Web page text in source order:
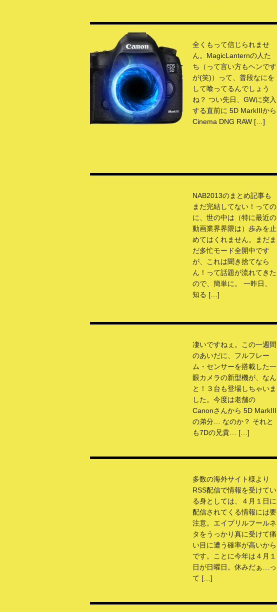
全くもって信じられませ
ん。MagicLanternの人た
ち（って言い方もヘンです
が(笑)）って、普段なにを
して喰ってるんでしょう
ね？ つい先日、GWに突入
する直前に 5D MarkIIIから
Cinema DNG RAW […]
NAB2013のまとめ記事も
まだ完結してない！っての
に、世の中は（特に最近の
動画業界界隈は）歩みを止
めてはくれません。まだま
だ多忙モード全開中です
が、これは聞き捨てなら
ん！って話題が流れてきた
ので、簡単に。 一昨日、
知る […]
凄いですねぇ。この一週間
のあいだに、フルフレー
ム・センサーを搭載した一
眼カメラの新型機が、なん
と！３台も登場しちゃいま
した。今度は老舗の
Canonさんから 5D MarkIII
の弟分… なのか？ それと
も7Dの兄貴… […]
多数の海外サイト様より
RSS配信で情報を受けてい
る身としては、４月１日に
配信されてくる情報には要
注意。エイプリルフールネ
タをうっかり真に受けて痛
い目に遭う確率が高いから
です。ことに今年は４月１
日が日曜日。休みだぁ…っ
て […]